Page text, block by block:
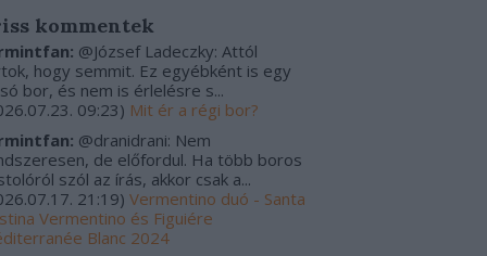
kommentek
@József Ladeczky: Attól
hogy semmit. Ez egyébként is egy
bor, és nem is érlelésre s...
09:23) Mit ér a régi bor?
@dranidrani: Nem
de előfordul. Ha több boros
szól az írás, akkor csak a...
21:19) Vermentino duó - Santa
Vermentino és Figuiére
Blanc 2024